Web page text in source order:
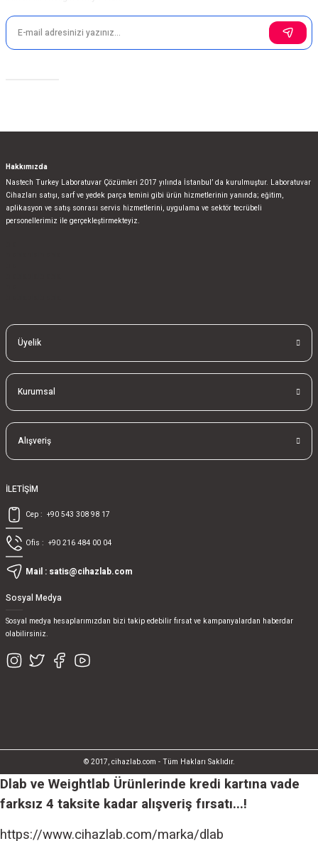
Hakkımızda
Nastech Turkey Laboratuvar Çözümleri 2017 yılında İstanbul’ da kurulmuştur. Laboratuvar
Cihazları satışı, sarf ve yedek parça temini gibi ürün hizmetlerinin yanında; eğitim,
aplikasyon ve satış sonrası servis hizmetlerini, uygulama ve sektör tecrübeli
personellerimiz ile gerçekleştirmekteyiz.
Üyelik
Kurumsal
Alışveriş
İLETİŞİM
Cep : +90 543 308 98 17
Ofis : +90 216 484 00 04
Mail : satis@cihazlab.com
Sosyal Medya
Sosyal medya hesaplarımızdan bizi takip edebilir fırsat ve kampanyalardan haberdar
olabilirsiniz.
© 2017, cihazlab.com - Tüm Hakları Saklıdır.
Dlab ve Weightlab Ürünlerinde kredi kartına vade
farksız 4 taksite kadar alışveriş fırsatı...!
https://www.cihazlab.com/marka/dlab